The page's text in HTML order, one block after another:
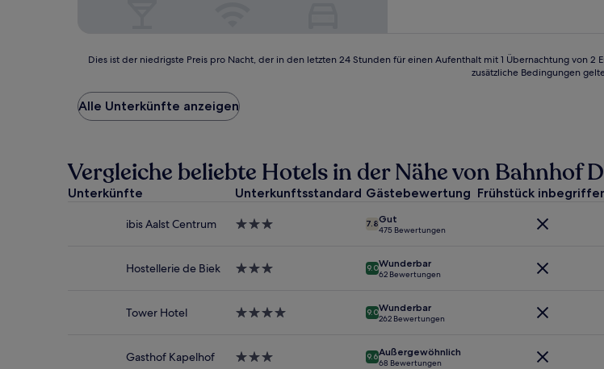
Dies
der
niedrigste
Preis
der
in
den
24 Stunden
Aufenthalt
2 Erwachsenen
Dies ist der niedrigste Preis pro Nacht, der in den letzten 24 Stunden für einen Aufenthalt mit 1 Übernachtung von
zusätzliche Bedingungen
Alle Unterkünfte anzeigen
Vergleiche beliebte Hotels in der Nähe von Bahnhof
Unterkünfte Unterkunftsstandard Gästebewertung Frühstück
ibis Aalst Centrum
3.0-
7.8Gut
475 Bewertungen
Hostellerie de Biek
3.0-
9.0Wunderbar
62 Bewertungen
Tower Hotel
4.0-
9.0Wunderbar
262 Bewertungen
Gasthof Kapelhof
3.0-
9.6Außergewöhnlich
68 Bewertungen